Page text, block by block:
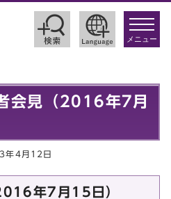
toggle
メニュー
会見（2016年7月
年4月12日
年7月15日）